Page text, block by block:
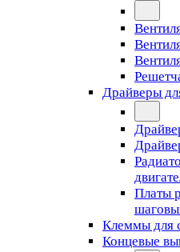
Драйверы
Платы
Клеммы для
Концевые